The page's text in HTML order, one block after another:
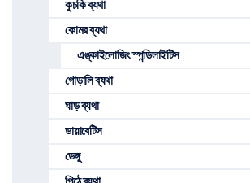
কুচকি ব্যথা
কোমর ব্যথা
এঙ্কাইলোজিং স্পন্ডিলাইটিস
গোড়ালি ব্যথা
ঘাড় ব্যথা
ডায়াবেটিস
ডেঙ্গু